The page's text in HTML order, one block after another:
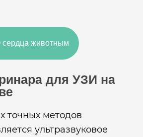
животным
для УЗИ на
точных методов
ультразвуковое